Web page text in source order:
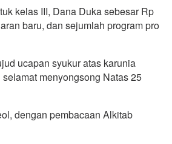
kelas III, Dana Duka sebesar Rp
baru, dan sejumlah program pro
ucapan syukur atas karunia
menyongsong Natas 25
dengan pembacaan Alkitab